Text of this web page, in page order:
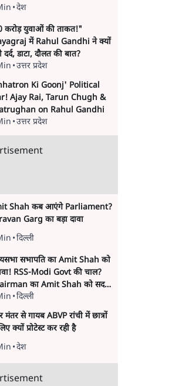
•देश
करोड़ युवाओं की ताकत!"
में Rahul Gandhi ने क्यों
दर्द, डाटा, दौलत की बात?
•उत्तर प्रदेश
Ki Goonj' Political
Ajay Rai, Tarun Chugh &
on Rahul Gandhi
•उत्तर प्रदेश
Shah कब आएंगे Parliament?
Garg का बड़ा दावा
•दिल्ली
सभापति का Amit Shah को
RSS-Modi Govt की चाल?
का Amit Shah को सदन
देने का संकेत क्यों? Senior
Vinod Agnihotri ने इसे
Government और RSS की
strategy से जोड़कर बड़ा
उठाया है।
•दिल्ली
मंतर से गायब ABVP रांची में छात्रों
क्यों प्रोटेस्ट कर रही है
•देश